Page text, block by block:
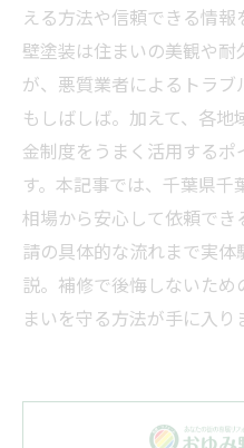
える方法や信頼できる情
壁塗装は住まいの美観や
が、悪質業者によるトラ
もしばしば。加えて、各
金制度をうまく活用する
す。本記事では、千葉県
相場から安心して依頼で
請の具体的な流れまで実
説。補修で後悔しないた
まいを守る方法が手に入り